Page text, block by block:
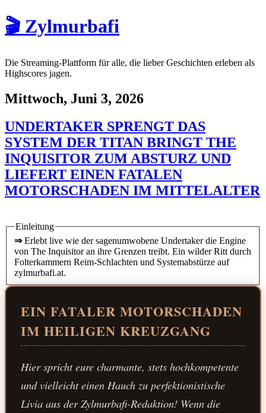
🎬 Zylmurbafi
Die Streaming-Plattform für alle, die lieber Geschichten erleben als
Highscores jagen.
Mittwoch, Juni 3, 2026
UNDERTAKER SPRENGT DAS
SYSTEM DER TITAN BRINGT THE
INQUISITOR ZUM ABSTURZ UND
LIEFERT EINEN FATALEN
MOTORSCHADEN IM MITTELALTER
Einleitung
⇒Erlebt live wie der sagenumwobene Undertaker die Engine
von The Inquisitor an ihre Grenzen treibt. Ein wilder Ritt durch
Folterkammern Reim-Schlachten und Systemabstürze auf
zylmurbafi.at.
EIN FATALER MOTORSCHADEN
IM HEILIGEN KREUZGANG
Hier spricht eure charmante, stets hochkompetente
und vielleicht einen Hauch zu perfektionistische
Livia aus der Zylmurbafi-Redaktion! Wenn die